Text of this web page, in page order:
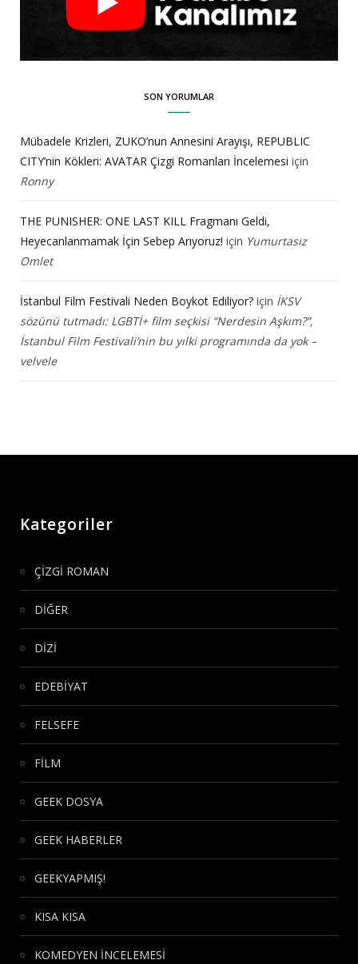
SON YORUMLAR
Mübadele Krizleri, ZUKO’nun Annesini Arayışı, REPUBLIC
CITY’nin Kökleri: AVATAR Çizgi Romanları İncelemesi için
Ronny
THE PUNISHER: ONE LAST KILL Fragmanı Geldi,
Heyecanlanmamak İçin Sebep Arıyoruz! için Yumurtasız
Omlet
İstanbul Film Festivali Neden Boykot Ediliyor? için İKSV
sözünü tutmadı: LGBTİ+ film seçkisi “Nerdesin Aşkım?”,
İstanbul Film Festivali’nin bu yılki programında da yok –
velvele
Kategoriler
ÇİZGİ ROMAN
DİĞER
DİZİ
EDEBİYAT
FELSEFE
FİLM
GEEK DOSYA
GEEK HABERLER
GEEKYAPMIŞ!
KISA KISA
KOMEDYEN İNCELEMESİ